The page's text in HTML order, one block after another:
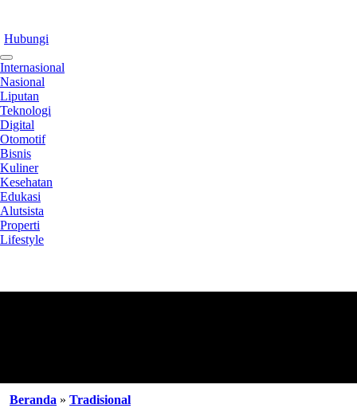
Hubungi
Internasional
Nasional
Liputan
Teknologi
Digital
Otomotif
Bisnis
Kuliner
Kesehatan
Edukasi
Alutsista
Properti
Lifestyle
Beranda » Tradisional